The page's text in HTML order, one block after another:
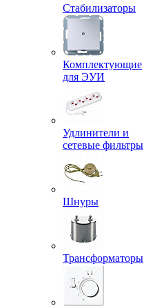
Стабилизаторы
Комплектующие
для ЭУИ
Удлинители и
сетевые фильтры
Шнуры
Трансформаторы